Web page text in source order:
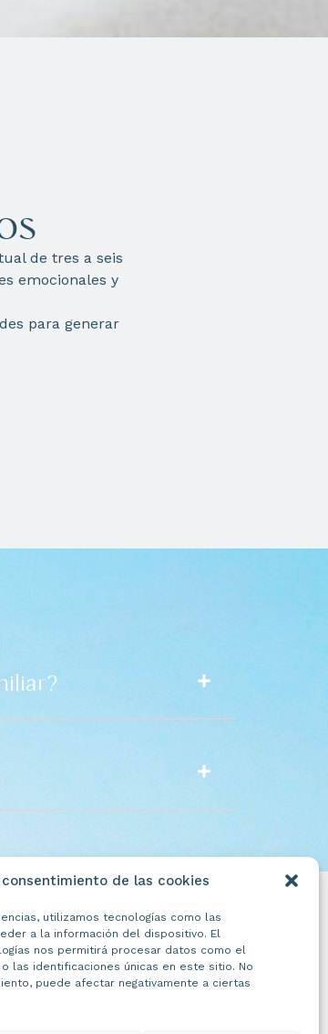
de las cookies
utilizamos tecnologías como las
a la información del dispositivo. El
nos permitirá procesar datos como el
las identificaciones únicas en este sitio. No
puede afectar negativamente a ciertas
de tres a seis
emocionales y
para generar